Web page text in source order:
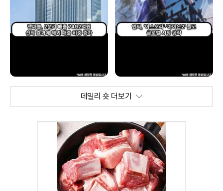
데일리 숏 더보기